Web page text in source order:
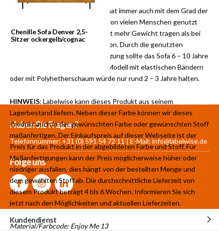
Die Nutzungsdauer eines Sofas hat immer auch mit dem Grad der
Nutzung zu tun. Wenn das Sofa von vielen Menschen genutzt
wird, muss dieses auch insgesamt mehr Gewicht tragen als bei
einem Paar oder einer Einzelperson. Durch die genutzten
Materialien und bei normaler Nutzung sollte das Sofa 6 – 10 Jahre
nutzbar sein. Ein vergleichbares Modell mit elastischen Bändern
oder mit Polyhetherschaum würde nur rund 2 – 3 Jahre halten.
HINWEIS: Labelwise kann dieses Produkt aus seinem
Lagerbestand liefern. Neben dieser Farbe können wir dieses
Produkt auch in der gewünschten Farbe oder gewünschten Stoff
maßanfertigen. Der Einkaufspreis auf dieser Webseite ist der
Preis für das Produkt in der abgebildeten Farbe und Stoff. Für
Maßanfertigungen kann der Preis möglicherweise höher oder
niedriger ausfallen, dies hängt von der bestellten Menge und
dem gewählten Stoff ab. Die durchschnittliche Lieferzeit von
diesem Produkt beträgt 4 bis 6 Wochen. Informieren Sie sich
jetzt nach den Möglichkeiten und aktuellen Lieferzeiten.
Material/Farbcode: Enjoy Me 13
Chenille Sofa Denver 2,5-
Sitzer ockergelb/cognac
Mehr als 30.000
Produkte auf Lager
700 m²
Showroom
Produkte aus
eigener Produktion
Haben Sie Fragen?
Telefonnummer: +31 (0) 591 54 72 11 | E-Mail: info@labelwise.de
Folge uns
Kundendienst